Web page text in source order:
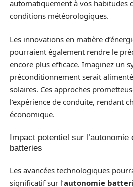
automatiquement à vos habitudes
conditions météorologiques.
Les innovations en matière
pourraient également rendre le
encore plus efficace. Imaginez un
préconditionnement serait
solaires. Ces approches
l’expérience de conduite, rendant
économique.
Impact potentiel sur
batteries
Les avancées technologiques
significatif sur l’autonomie